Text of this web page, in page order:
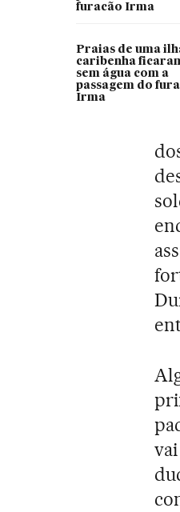
furacão Irma
Praias de uma
caribenha
sem água com a
passagem do
Irma